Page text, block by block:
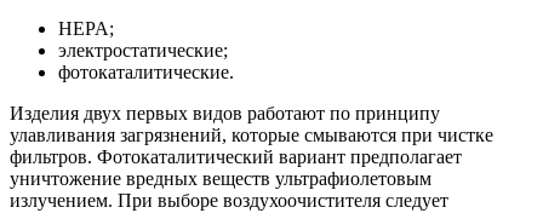
HEPA;
электростатические;
фотокаталитические.
Изделия двух первых видов работают по принципу
улавливания загрязнений, которые смываются при чистке
фильтров. Фотокаталитический вариант предполагает
уничтожение вредных веществ ультрафиолетовым
излучением. При выборе воздухоочистителя следует